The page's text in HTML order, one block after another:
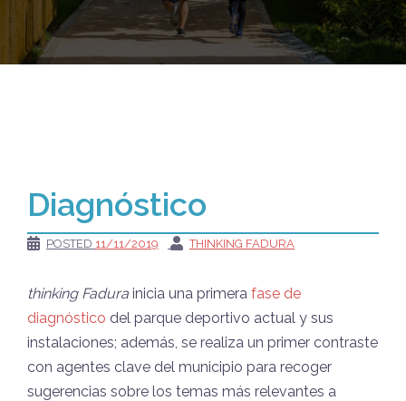
Diagnóstico
POSTED 11/11/2019 THINKING FADURA
thinking Fadura inicia una primera fase de
diagnóstico del parque deportivo actual y sus
instalaciones; además, se realiza un primer contraste
con agentes clave del municipio para recoger
sugerencias sobre los temas más relevantes a